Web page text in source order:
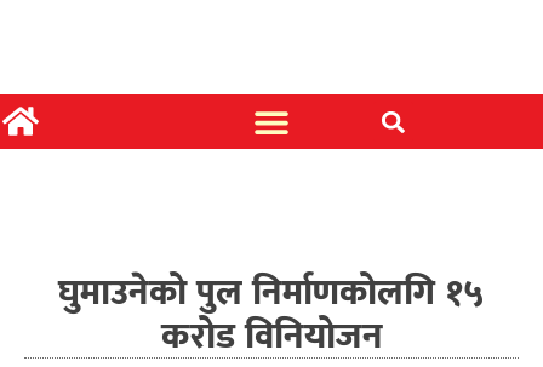
घुमाउनेको पुल निर्माणकोलगि १५
करोड विनियोजन